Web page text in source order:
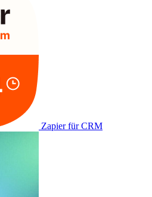
Zapier für CRM